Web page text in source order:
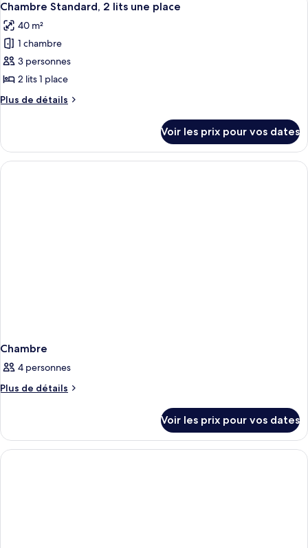
2
lits
une
place
(Guest)
de
Chambre
Standard,
lits
une
(Guest)
toutes
les
photos
pour
ce
type
de
Chambre
Standard,
2
12
Chambre Standard, 2 lits une place
40 m²
1 chambre
3 personnes
2 lits 1 place
Plus de détails
Plus
le
type
de
Voir les prix pour vos dates
Chambre
4 personnes
Plus de détails
Plus
le
type
de
Voir les prix pour vos dates